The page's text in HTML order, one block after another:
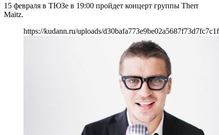
15 февраля в ТЮЗе в 19:00 пройдет концерт группы Therr
Maitz.
https://kudann.ru/uploads/